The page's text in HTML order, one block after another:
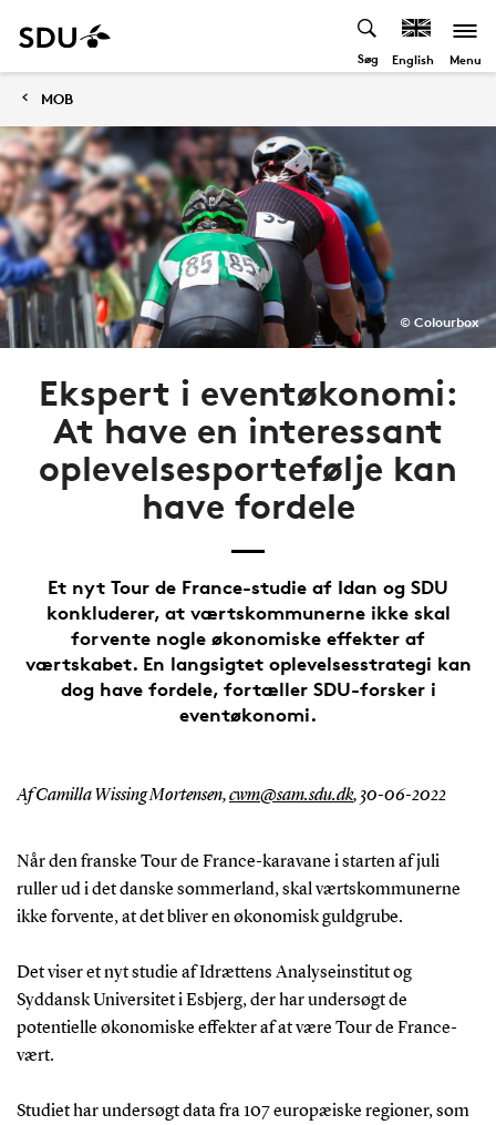
Søg English Menu
MOB
© Colourbox
Ekspert i eventøkonomi:
At have en interessant
oplevelsesportefølje kan
have fordele
Et nyt Tour de France-studie af Idan og SDU
konkluderer, at værtskommunerne ikke skal
forvente nogle økonomiske effekter af
værtskabet. En langsigtet oplevelsesstrategi kan
dog have fordele, fortæller SDU-forsker i
eventøkonomi.
Af Camilla Wissing Mortensen,cwm@sam.sdu.dk, 30-06-2022
Når den franske Tour de France-karavane i starten af juli
ruller ud i det danske sommerland, skal værtskommunerne
ikke forvente, at det bliver en økonomisk guldgrube.
Det viser et nyt studie af Idrættens Analyseinstitut og
Syddansk Universitet i Esbjerg, der har undersøgt de
potentielle økonomiske effekter af at være Tour de France-
vært.
Studiet har undersøgt data fra 107 europæiske regioner, som